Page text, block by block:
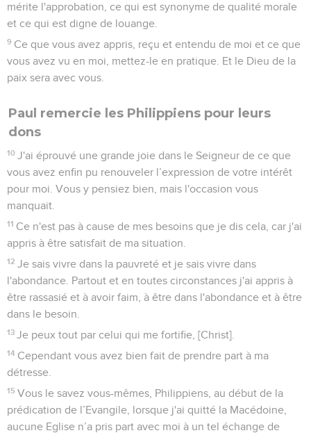
mérite l'approbation, ce qui est synonyme de qualité morale
et ce qui est digne de louange.
9 Ce que vous avez appris, reçu et entendu de moi et ce que
vous avez vu en moi, mettez-le en pratique. Et le Dieu de la
paix sera avec vous.
Paul remercie les Philippiens pour leurs
dons
10 J'ai éprouvé une grande joie dans le Seigneur de ce que
vous avez enfin pu renouveler l’expression de votre intérêt
pour moi. Vous y pensiez bien, mais l'occasion vous
manquait.
11 Ce n'est pas à cause de mes besoins que je dis cela, car j'ai
appris à être satisfait de ma situation.
12 Je sais vivre dans la pauvreté et je sais vivre dans
l'abondance. Partout et en toutes circonstances j'ai appris à
être rassasié et à avoir faim, à être dans l'abondance et à être
dans le besoin.
13 Je peux tout par celui qui me fortifie, [Christ].
14 Cependant vous avez bien fait de prendre part à ma
détresse.
15 Vous le savez vous-mêmes, Philippiens, au début de la
prédication de l’Evangile, lorsque j'ai quitté la Macédoine,
aucune Eglise n’a pris part avec moi à un tel échange de